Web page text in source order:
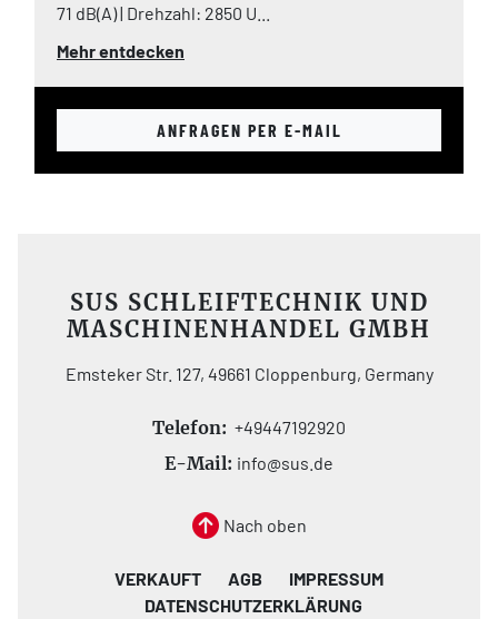
71 dB(A) | Drehzahl: 2850 U...
Mehr entdecken
ANFRAGEN PER E-MAIL
SUS SCHLEIFTECHNIK UND
MASCHINENHANDEL GMBH
Emsteker Str. 127, 49661 Cloppenburg, Germany
Telefon: +49447192920
E-Mail: info@sus.de
Nach oben
VERKAUFT AGB
IMPRESSUM
DATENSCHUTZERKLÄRUNG